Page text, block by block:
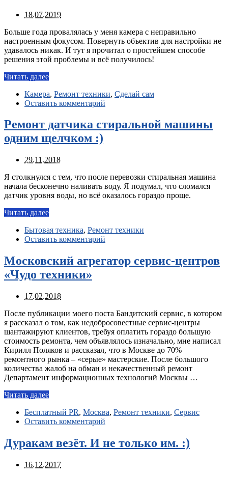
18.07.2019
Больше года провалялась у меня камера с неправильно
настроенным фокусом. Повернуть объектив для настройки не
удавалось никак. И тут я прочитал о простейшем способе
решения этой проблемы и всё получилось!
Читать далее
Камера, Ремонт техники, Сделай сам
Оставить комментарий
Ремонт датчика стиральной машины
одним щелчком :)
29.11.2018
Я столкнулся с тем, что после перевозки стиральная машина
начала бесконечно наливать воду. Я подумал, что сломался
датчик уровня воды, но всё оказалось гораздо проще.
Читать далее
Бытовая техника, Ремонт техники
Оставить комментарий
Московский агрегатор сервис-центров
«Чудо техники»
17.02.2018
После публикации моего поста Бандитский сервис, в котором
я рассказал о том, как недобросовестные сервис-центры
шантажируют клиентов, требуя оплатить гораздо большую
стоимость ремонта, чем объявлялось изначально, мне написал
Кирилл Поляков и рассказал, что в Москве до 70%
ремонтного рынка – «серые» мастерские. После большого
количества жалоб на обман и некачественный ремонт
Департамент информационных технологий Москвы …
Читать далее
Бесплатный PR, Москва, Ремонт техники, Сервис
Оставить комментарий
Дуракам везёт. И не только им. :)
16.12.2017